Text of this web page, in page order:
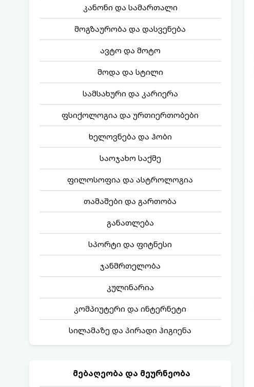
კანონი და სამართალი
მოგზაურობა და დასვენება
ავტო და მოტო
მოდა და სტილი
სამსახური და კარიერა
ფსიქოლოგია და ურთიერთობები
ხელოვნება და ჰობი
საოჯახო საქმე
ფილოსოფია და ასტროლოგია
თამაშები და გართობა
განათლება
სპორტი და ფიტნესი
ჯანმრთელობა
კულინარია
კომპიუტერი და ინტერნეტი
სილამაზე და პირადი ჰიგიენა
მებაღეობა და მეურნეობა